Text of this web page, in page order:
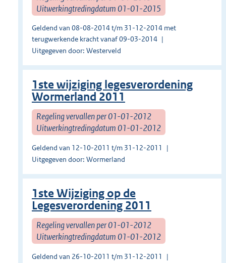
Uitwerkingtredingdatum 01-01-2015
Geldend van 08-08-2014 t/m 31-12-2014 met
terugwerkende kracht vanaf 09-03-2014
Uitgegeven door: Westerveld
1ste wijziging legesverordening
Wormerland 2011
Regeling vervallen per 01-01-2012
Uitwerkingtredingdatum 01-01-2012
Geldend van 12-10-2011 t/m 31-12-2011
Uitgegeven door: Wormerland
1ste Wijziging op de
Legesverordening 2011
Regeling vervallen per 01-01-2012
Uitwerkingtredingdatum 01-01-2012
Geldend van 26-10-2011 t/m 31-12-2011